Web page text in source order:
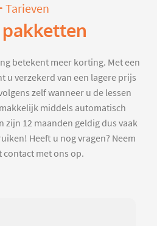
Tarieven
betekent meer korting. Met een
u verzekerd van een lagere prijs
zelf wanneer u de lessen
middels automatisch
zijn 12 maanden geldig dus vaak
Heeft u nog vragen? Neem
contact met ons op.